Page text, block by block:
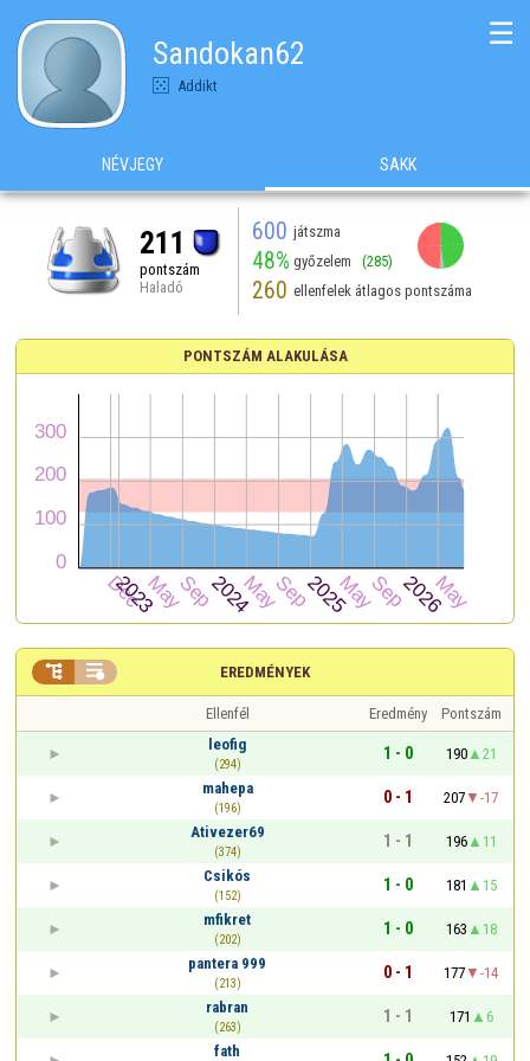
Sandokan62
Addikt
☰
NÉVJEGY SAKK
211
pontszám
Haladó
600 játszma
48% győzelem (285)
260 ellenfelek átlagos pontszáma
PONTSZÁM ALAKULÁSA
EREDMÉNYEK
 
Ellenfél Eredmény
Pontszám
leofig
(294)
1 - 0 190
21
mahepa
(196)
0 - 1 207
-17
Ativezer69
(374)
1 - 1 196
11
Csikós
(152)
1 - 0 181
15
mfikret
(202)
1 - 0 163
18
pantera 999
(213)
0 - 1 177
-14
rabran
(263)
1 - 1 171
6
fath